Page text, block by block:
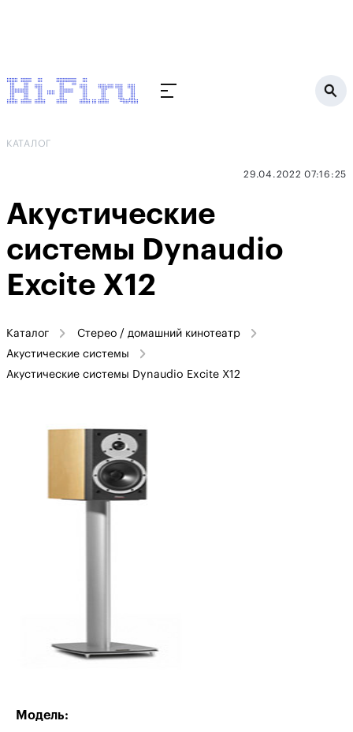
КАТАЛОГ
29.04.2022 07:16:25
Акустические
системы Dynaudio
Excite X12
Каталог
Стерео / домашний кинотеатр
Акустические системы
Акустические системы Dynaudio Excite X12
Модель: